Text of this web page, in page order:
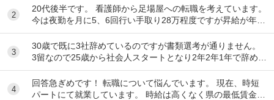
2
20代後半です。 看護師から足場屋への転職を考えています。
今は夜勤を月に5、6回行い手取り28万程度ですが昇給が年10
00円のため将来に不安があります。...
3
30歳で既に3社辞めているのですが書類選考が通りません。
3留なので25歳から社会人スタートとなり2年2年1年で辞めて
しまいました。全部SESのITエンジ...
4
回答急ぎめです！ 転職について悩んでいます。 現在、時短
パートにて就業しています。 時給は高くなく県の最低賃金＋